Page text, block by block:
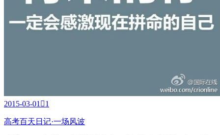
2015-03-01 1
高考百天日记·一场风波